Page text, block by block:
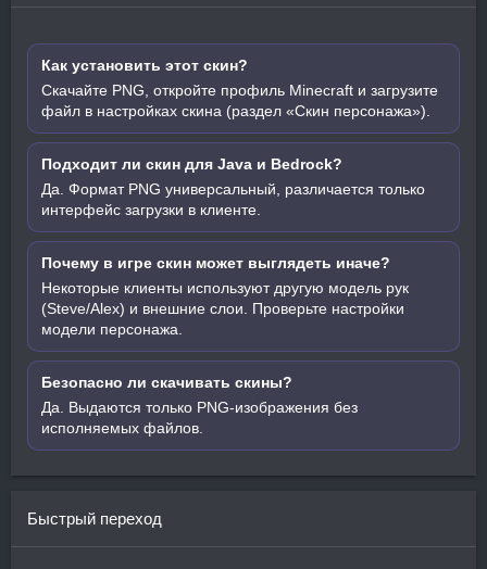
Как установить этот скин?
Скачайте PNG, откройте профиль Minecraft и загрузите
файл в настройках скина (раздел «Скин персонажа»).
Подходит ли скин для Java и Bedrock?
Да. Формат PNG универсальный, различается только
интерфейс загрузки в клиенте.
Почему в игре скин может выглядеть иначе?
Некоторые клиенты используют другую модель рук
(Steve/Alex) и внешние слои. Проверьте настройки
модели персонажа.
Безопасно ли скачивать скины?
Да. Выдаются только PNG-изображения без
исполняемых файлов.
Быстрый переход